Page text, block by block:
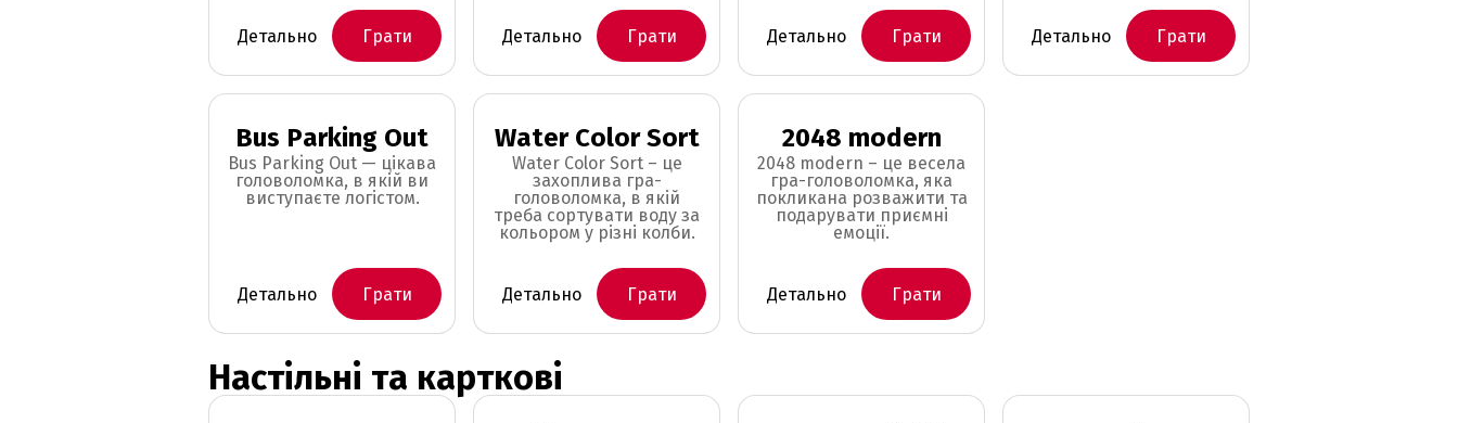
Детально Грати Детально Грати Детально Грати Детально Грати
Bus Parking Out
Bus Parking Out — цікава
головоломка, в якій ви
виступаєте логістом.
Детально Грати
Water Color Sort
Water Color Sort – це
захоплива гра-
головоломка, в якій
треба сортувати воду за
кольором у різні колби.
Детально Грати
2048 modern
2048 modern – це весела
гра-головоломка, яка
покликана розважити та
подарувати приємні
емоції.
Детально Грати
Настільні та карткові